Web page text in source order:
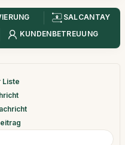
SALCANTAY
KUNDENBETREUUNG
Liste